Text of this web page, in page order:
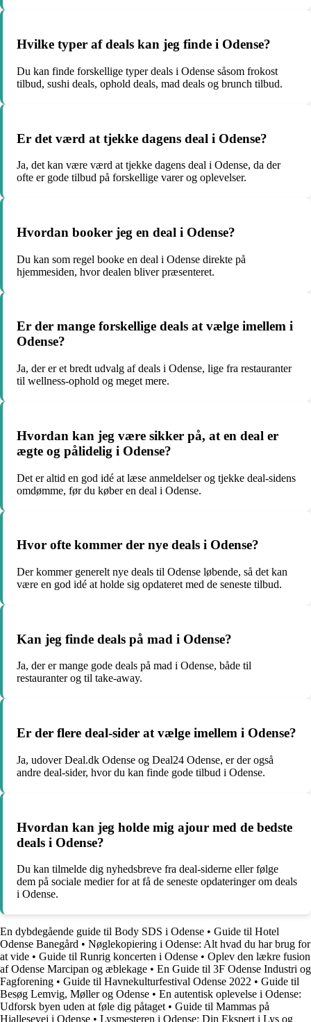
Hvilke typer af deals kan jeg finde i Odense?
Du kan finde forskellige typer deals i Odense såsom frokost
tilbud, sushi deals, ophold deals, mad deals og brunch tilbud.
Er det værd at tjekke dagens deal i Odense?
Ja, det kan være værd at tjekke dagens deal i Odense, da der
ofte er gode tilbud på forskellige varer og oplevelser.
Hvordan booker jeg en deal i Odense?
Du kan som regel booke en deal i Odense direkte på
hjemmesiden, hvor dealen bliver præsenteret.
Er der mange forskellige deals at vælge imellem i
Odense?
Ja, der er et bredt udvalg af deals i Odense, lige fra restauranter
til wellness-ophold og meget mere.
Hvordan kan jeg være sikker på, at en deal er
ægte og pålidelig i Odense?
Det er altid en god idé at læse anmeldelser og tjekke deal-sidens
omdømme, før du køber en deal i Odense.
Hvor ofte kommer der nye deals i Odense?
Der kommer generelt nye deals til Odense løbende, så det kan
være en god idé at holde sig opdateret med de seneste tilbud.
Kan jeg finde deals på mad i Odense?
Ja, der er mange gode deals på mad i Odense, både til
restauranter og til take-away.
Er der flere deal-sider at vælge imellem i Odense?
Ja, udover Deal.dk Odense og Deal24 Odense, er der også
andre deal-sider, hvor du kan finde gode tilbud i Odense.
Hvordan kan jeg holde mig ajour med de bedste
deals i Odense?
Du kan tilmelde dig nyhedsbreve fra deal-siderne eller følge
dem på sociale medier for at få de seneste opdateringer om deals
i Odense.
En dybdegående guide til Body SDS i Odense • Guide til Hotel
Odense Banegård • Nøglekopiering i Odense: Alt hvad du har brug for
at vide • Guide til Runrig koncerten i Odense • Oplev den lækre fusion
af Odense Marcipan og æblekage • En Guide til 3F Odense Industri og
Fagforening • Guide til Havnekulturfestival Odense 2022 • Guide til
Besøg Lemvig, Møller og Odense • En autentisk oplevelse i Odense:
Udforsk byen uden at føle dig påtaget • Guide til Mammas på
Hjallesevej i Odense • Lysmesteren i Odense: Din Ekspert i Lys og